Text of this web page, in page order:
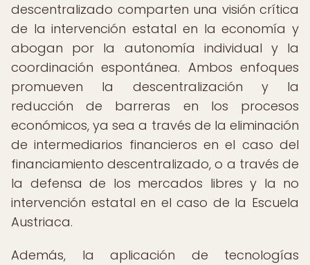
descentralizado comparten una visión crítica
de la intervención estatal en la economía y
abogan por la autonomía individual y la
coordinación espontánea. Ambos enfoques
promueven la descentralización y la
reducción de barreras en los procesos
económicos, ya sea a través de la eliminación
de intermediarios financieros en el caso del
financiamiento descentralizado, o a través de
la defensa de los mercados libres y la no
intervención estatal en el caso de la Escuela
Austriaca.
Además, la aplicación de tecnologías